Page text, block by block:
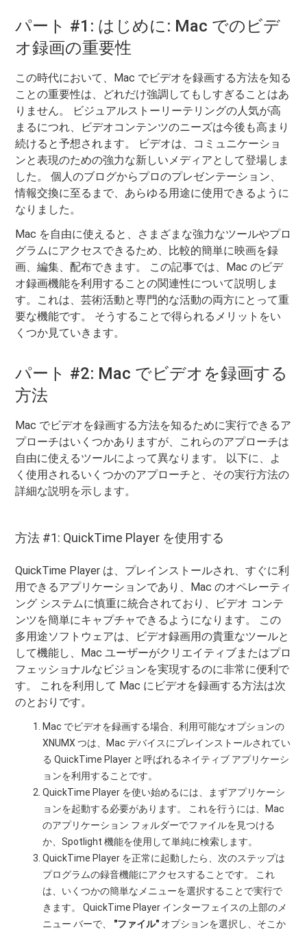
パート #1: はじめに: Mac でのビデ
オ録画の重要性
この時代において、Mac でビデオを録画する方法を知る
ことの重要性は、どれだけ強調してもしすぎることはあ
りません。 ビジュアルストーリーテリングの人気が高
まるにつれ、ビデオコンテンツのニーズは今後も高まり
続けると予想されます。 ビデオは、コミュニケーショ
ンと表現のための強力な新しいメディアとして登場しま
した。 個人のブログからプロのプレゼンテーション、
情報交換に至るまで、あらゆる用途に使用できるように
なりました。
Mac を自由に使えると、さまざまな強力なツールやプロ
グラムにアクセスできるため、比較的簡単に映画を録
画、編集、配布できます。 この記事では、Mac のビデ
オ録画機能を利用することの関連性について説明しま
す。これは、芸術活動と専門的な活動の両方にとって重
要な機能です。 そうすることで得られるメリットをい
くつか見ていきます。
パート #2: Mac でビデオを録画する
方法
Mac でビデオを録画する方法を知るために実行できるア
プローチはいくつかありますが、これらのアプローチは
自由に使えるツールによって異なります。 以下に、よ
く使用されるいくつかのアプローチと、その実行方法の
詳細な説明を示します。
方法 #1: QuickTime Player を使用する
QuickTime Player は、プレインストールされ、すぐに利
用できるアプリケーションであり、Mac のオペレーティ
ング システムに慎重に統合されており、ビデオ コンテ
ンツを簡単にキャプチャできるようになります。 この
多用途ソフトウェアは、ビデオ録画用の貴重なツールと
して機能し、Mac ユーザーがクリエイティブまたはプロ
フェッショナルなビジョンを実現するのに非常に便利で
す。 これを利用して Mac にビデオを録画する方法は次
のとおりです。
Mac でビデオを録画する場合、利用可能なオプションの
XNUMX つは、Mac デバイスにプレインストールされてい
る QuickTime Player と呼ばれるネイティブ アプリケーシ
ョンを利用することです。
QuickTime Player を使い始めるには、まずアプリケーシ
ョンを起動する必要があります。 これを行うには、Mac
のアプリケーション フォルダーでファイルを見つける
か、Spotlight 機能を使用して単純に検索します。
QuickTime Player を正常に起動したら、次のステップは
プログラムの録音機能にアクセスすることです。 これ
は、いくつかの簡単なメニューを選択することで実行で
きます。 QuickTime Player インターフェイスの上部のメ
ニュー バーで、 "ファイル" オプションを選択し、そこか